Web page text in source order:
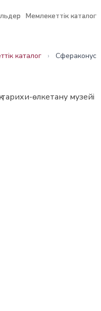
Мемлекеттік каталог
Мемлекеттік каталог
каталог › Сфераконус
өлкетану музейі